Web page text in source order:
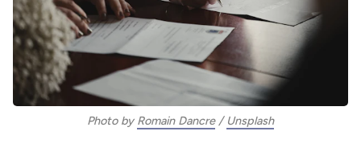
Photo by Romain Dancre / Unsplash